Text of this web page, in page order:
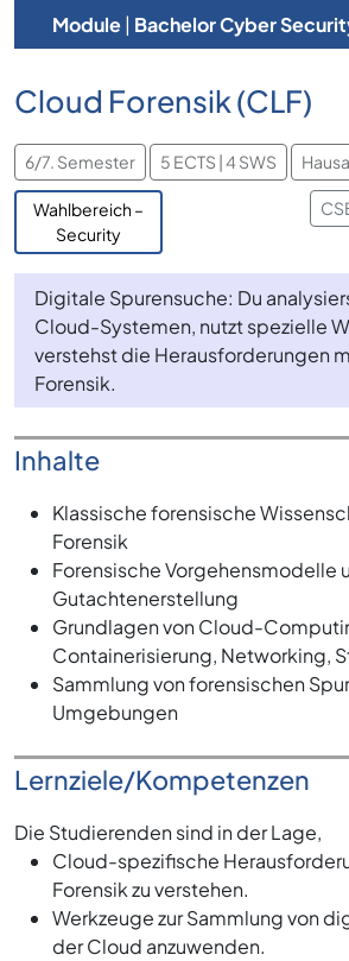
Module| Bachelor Cyber
Cloud Forensik (CLF)
6/7. Semester 5 ECTS | 4 SWS
Wahlbereich –
Security
Digitale Spurensuche: Du
Cloud-Systemen, nutzt spezielle
verstehst die Herausforderungen
Forensik.
Inhalte
Klassische forensische
Forensik
Forensische Vorgehensmodelle
Gutachtenerstellung
Grundlagen von Cloud-
Containerisierung, Networking,
Sammlung von forensischen
Umgebungen
Lernziele/Kompetenzen
Die Studierenden sind in der Lage,
Cloud-spezifische
Forensik zu verstehen.
Werkzeuge zur Sammlung von
der Cloud anzuwenden.